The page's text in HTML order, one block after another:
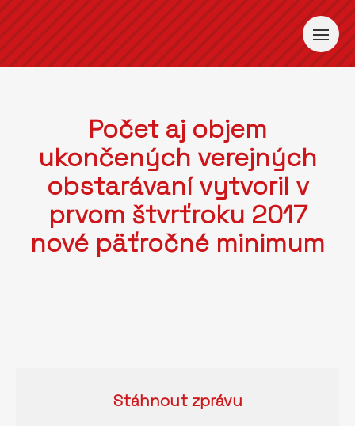
Počet aj objem
ukončených verejných
obstarávaní vytvoril v
prvom štvrťroku 2017
nové päťročné minimum
Stáhnoutzprávu